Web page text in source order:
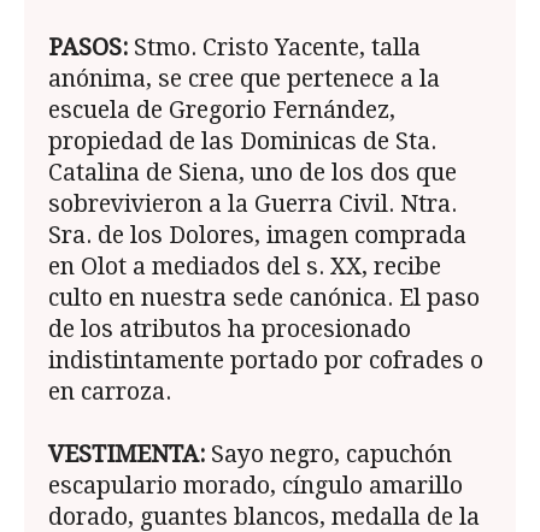
PASOS: Stmo. Cristo Yacente, talla
anónima, se cree que pertenece a la
escuela de Gregorio Fernández,
propiedad de las Dominicas de Sta.
Catalina de Siena, uno de los dos que
sobrevivieron a la Guerra Civil. Ntra.
Sra. de los Dolores, imagen comprada
en Olot a mediados del s. XX, recibe
culto en nuestra sede canónica. El paso
de los atributos ha procesionado
indistintamente portado por cofrades o
en carroza.
VESTIMENTA: Sayo negro, capuchón
escapulario morado, cíngulo amarillo
dorado, guantes blancos, medalla de la